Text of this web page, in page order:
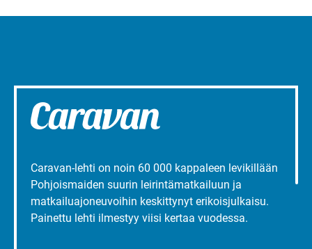
Caravan-lehti on noin 60 000 kappaleen levikillään
Pohjoismaiden suurin leirintämatkailuun ja
matkailuajoneuvoihin keskittynyt erikoisjulkaisu.
Painettu lehti ilmestyy viisi kertaa vuodessa.